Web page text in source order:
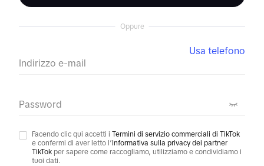
Oppure
Indirizzo e-mail
Usa telefono
Password
Facendo clic qui accetti i Termini di servizio commerciali di TikTok
e confermi di aver letto l’ Informativa sulla privacy dei partner
TikTok per sapere come raccogliamo, utilizziamo e condividiamo i
tuoi dati.